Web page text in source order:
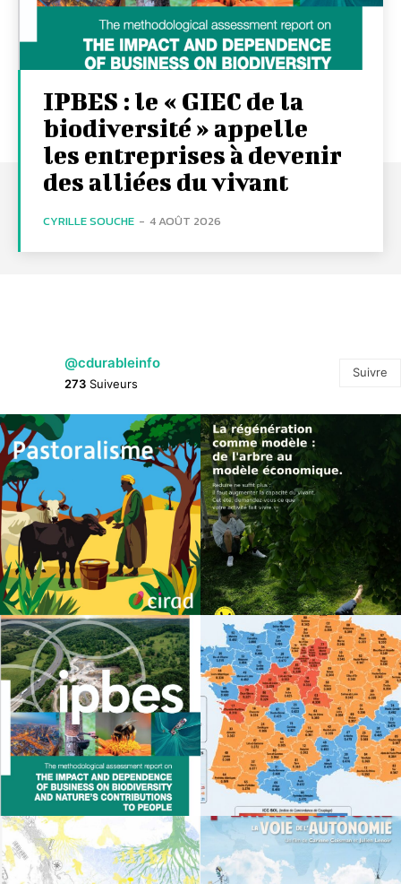
IPBES : le « GIEC de la
biodiversité » appelle
les entreprises à devenir
des alliées du vivant
CYRILLE SOUCHE - 4 AOÛT 2026
@cdurableinfo
273 Suiveurs
Suivre